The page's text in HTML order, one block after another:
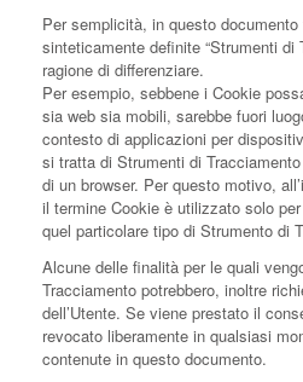
Per semplicità, in questo
sinteticamente definite “Strumenti di
ragione di differenziare.
Per esempio, sebbene i Cookie
sia web sia mobili, sarebbe fuori
contesto di applicazioni per
si tratta di Strumenti di
di un browser. Per questo motivo,
il termine Cookie è utilizzato solo
quel particolare tipo di Strumento di
Alcune delle finalità per le quali
Tracciamento potrebbero, inoltre
dell’Utente. Se viene prestato il
revocato liberamente in qualsiasi
contenute in questo documento.